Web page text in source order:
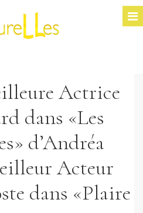
Actrice
dans «Les
d’Andréa
Acteur
dans «Plaire